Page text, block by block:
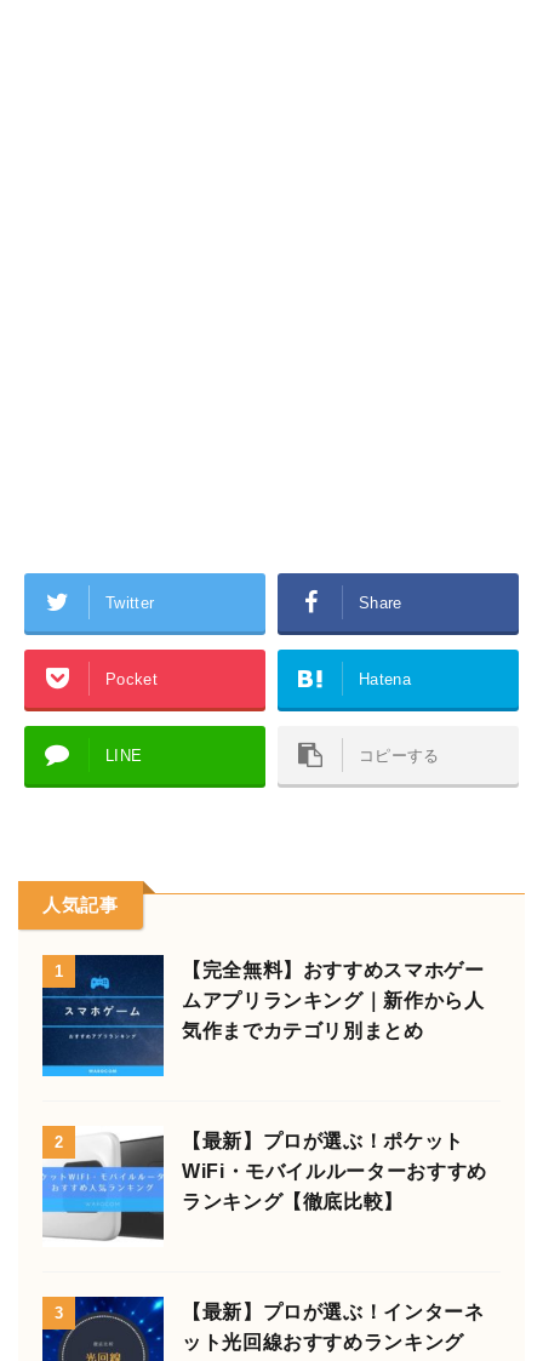
Twitter Share
Pocket Hatena
LINE コピーする
人気記事
1
【完全無料】おすすめスマホゲー
ムアプリランキング｜新作から人
気作までカテゴリ別まとめ
2
【最新】プロが選ぶ！ポケット
WiFi・モバイルルーターおすすめ
ランキング【徹底比較】
3
【最新】プロが選ぶ！インターネ
ット光回線おすすめランキング